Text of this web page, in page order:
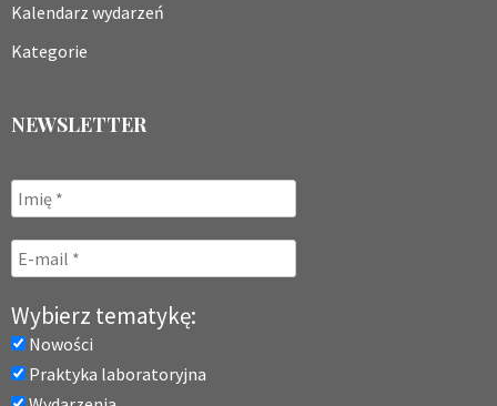
Kalendarz wydarzeń
Kategorie
NEWSLETTER
Wybierz tematykę:
Nowości
Praktyka laboratoryjna